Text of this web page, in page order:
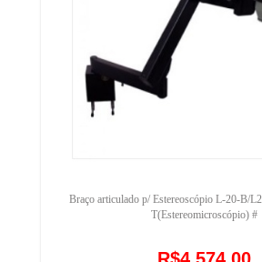
Braço articulado p/ Estereoscópio L-20-B/
T(Estereomicroscópio) #